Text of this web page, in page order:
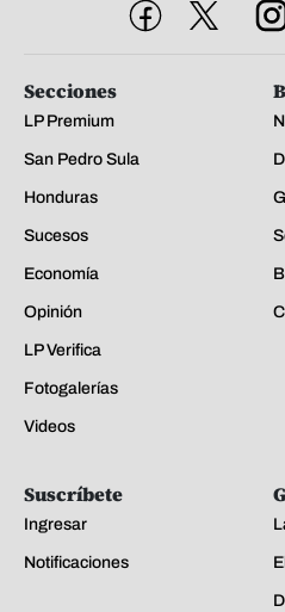
Secciones
LP Premium
San Pedro Sula
Honduras
Sucesos
Economía
Opinión
LP Verifica
Fotogalerías
Videos
Suscríbete
Ingresar
Notificaciones